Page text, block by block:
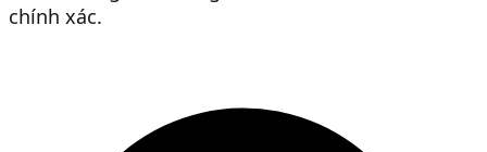
chính xác.